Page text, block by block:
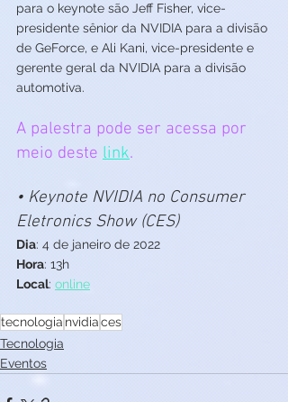
para o keynote são Jeff Fisher, vice-
presidente sênior da NVIDIA para a divisão
de GeForce, e Ali Kani, vice-presidente e
gerente geral da NVIDIA para a divisão
automotiva.
A palestra pode ser acessa por
meio deste link.
• Keynote NVIDIA no Consumer
Eletronics Show (CES)
Dia: 4 de janeiro de 2022
Hora: 13h
Local: online
tecnologia nvidiaces
Tecnologia
Eventos